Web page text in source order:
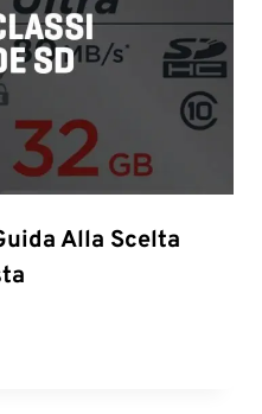
Alla Scelta